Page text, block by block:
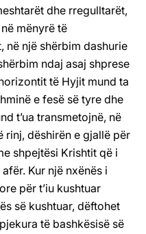
dhe rregulltarët,
mënyrë të
në një shërbim dashurie
ndaj asaj shprese
të Hyjit mund ta
e fesë së tyre dhe
t’ua transmetojnë, në
rinj, dëshirën e gjallë për
shpejtësi Krishtit që i
Kur një nxënës i
për t’iu kushtuar
së kushtuar, dëftohet
të bashkësisë së